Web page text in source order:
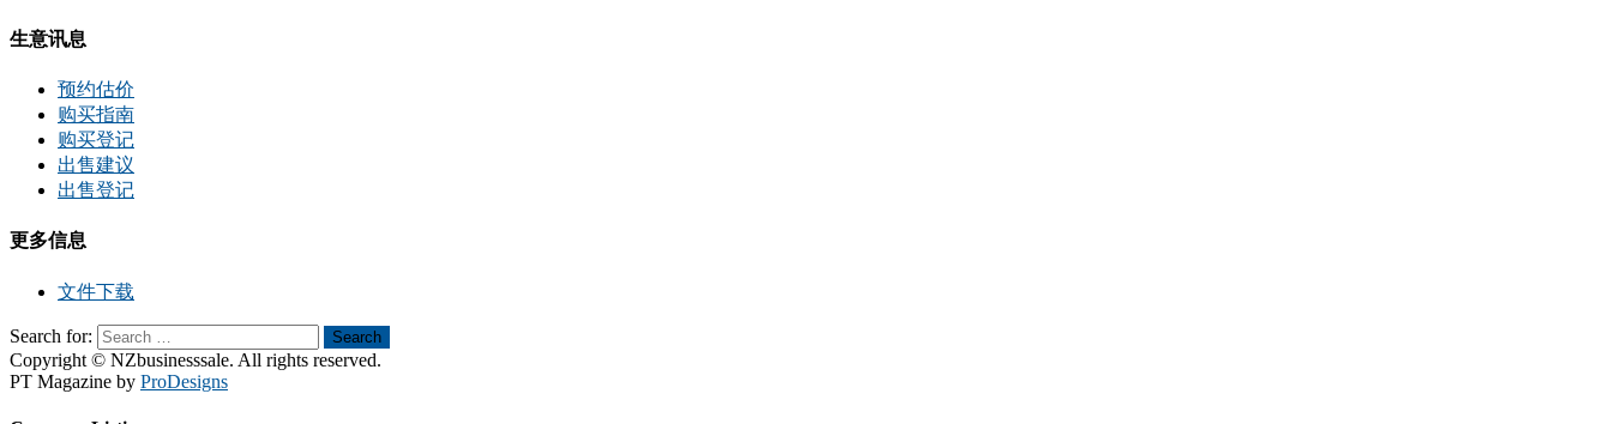
生意讯息
预约估价
购买指南
购买登记
出售建议
出售登记
更多信息
文件下载
Search for: Search
Copyright © NZbusinesssale. All rights reserved.
PT Magazine by ProDesigns